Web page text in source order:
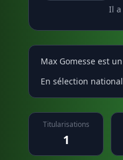
Il a
Max Gomesse est
En sélection
Titularisations
1